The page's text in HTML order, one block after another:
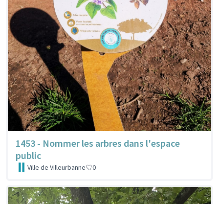
1453 - Nommer les arbres dans l'espace
public
Ville de Villeurbanne 0